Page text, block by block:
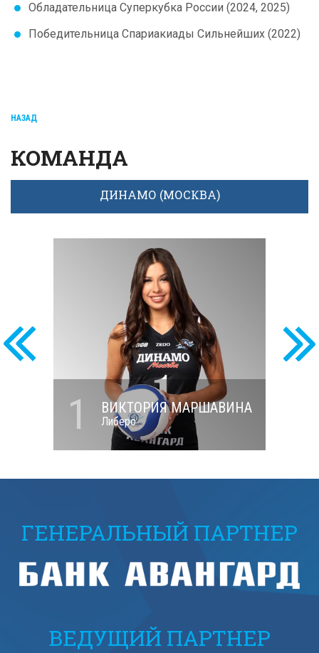
Обладательница Суперкубка России (2024, 2025)
Победительница Спариакиады Сильнейших (2022)
НАЗАД
КОМАНДА
ДИНАМО (МОСКВА)
1 ВИКТОРИЯ МАРШАВИНА
Либеро
ГЕНЕРАЛЬНЫЙ ПАРТНЕР
ВЕДУЩИЙ ПАРТНЕР